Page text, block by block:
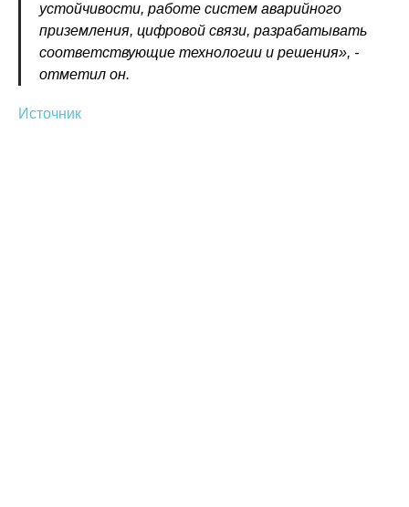
устойчивости, работе систем аварийного
приземления, цифровой связи, разрабатывать
соответствующие технологии и решения», -
отметил он.
Источник
© 2015-2026 НАУРР. Все права защищены. При использовании материалов
© 2015-2026 НАУРР. Все права защищены.